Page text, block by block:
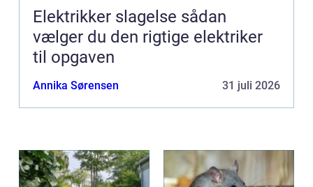
Elektrikker slagelse sådan
vælger du den rigtige elektriker
til opgaven
Annika Sørensen 31 juli 2026